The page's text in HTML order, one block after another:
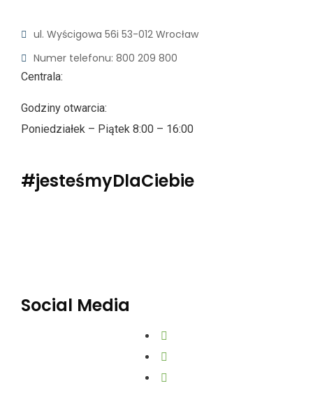
ul. Wyścigowa 56i 53-012 Wrocław
Numer telefonu: 800 209 800
Centrala:
Godziny otwarcia:
Poniedziałek – Piątek 8:00 – 16:00
#jesteśmyDlaCiebie
Social Media